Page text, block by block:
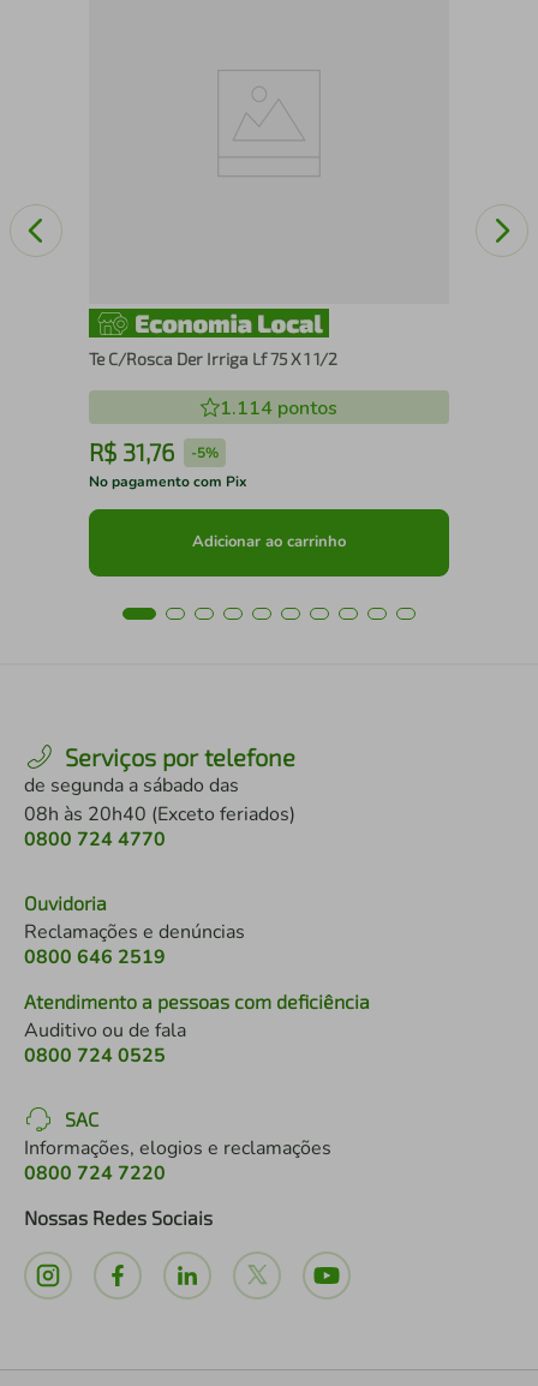
Te C/Rosca Der Irriga Lf 75 X 1 1/2
1.114 pontos
R$ 31,76 -5%
No pagamento com Pix
Adicionar ao carrinho
Serviços por telefone
de segunda a sábado das
08h às 20h40 (Exceto feriados)
0800 724 4770
Ouvidoria
Reclamações e denúncias
0800 646 2519
Atendimento a pessoas com deficiência
Auditivo ou de fala
0800 724 0525
SAC
Informações, elogios e reclamações
0800 724 7220
Nossas Redes Sociais